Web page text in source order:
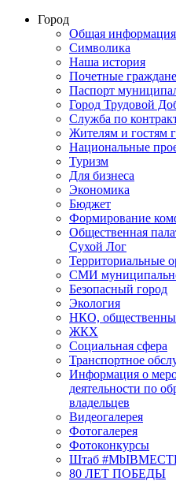
Город
Общая информация
Символика
Наша история
Почетные граждане
Паспорт
Город Трудовой
Служба по
Жителям и гостям
Национальные
Туризм
Для бизнеса
Экономика
Бюджет
Формирование
Общественная
Сухой Лог
Территориальные
СМИ
Безопасный город
Экология
НКО,
ЖКХ
Социальная сфера
Транспортное
Информация о
деятельности по
владельцев
Видеогалерея
Фотогалерея
Фотоконкурсы
Штаб
80 ЛЕТ ПОБЕДЫ